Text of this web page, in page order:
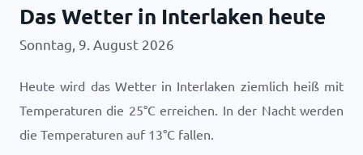
Das Wetter in Interlaken heute
Sonntag, 9. August 2026
Heute wird das Wetter in Interlaken ziemlich heiß mit
Temperaturen die 25°Cerreichen. In der Nacht werden
die Temperaturen auf 13°C fallen.